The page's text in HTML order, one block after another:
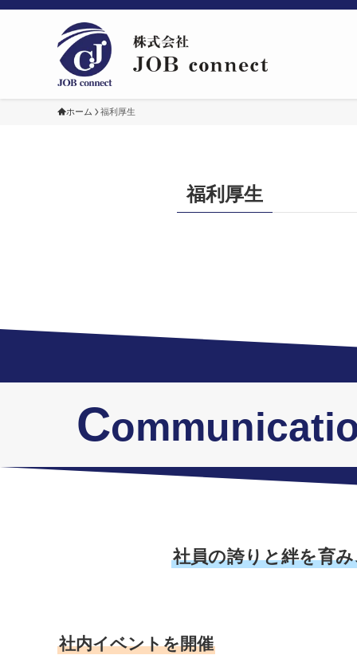
ホーム 福利厚生
福利厚生
C
社員の誇りと絆を育
社内イベントを開催